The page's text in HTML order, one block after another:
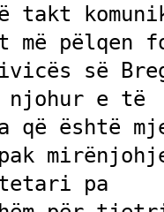
takt
më pëlqen
së
e të
që është
pa